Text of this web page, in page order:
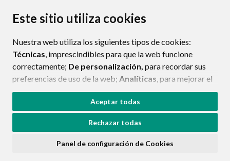
Este sitio utiliza cookies
Nuestra web utiliza los siguientes tipos de cookies:
Técnicas, imprescindibles para que la web funcione
correctamente; De personalización, para recordar sus
preferencias de uso de la web; Analíticas, para mejorar el
funcionamiento de la web y sus servicios.
Si acepta pulsando el botón“Aceptar todas”
consideramos que acepta su uso. Si pulsa el botón
ninguna acción, se guardarán las cookies técnicas
Aceptar todas
Rechazar todas
Panel de configuración de Cookies